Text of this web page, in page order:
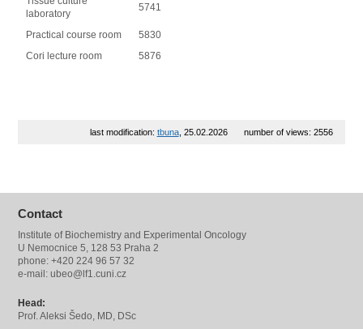
laboratory
5741
Practical course room
5830
Cori lecture room
5876
number of views: 2556
last modification: tbuna, 25.02.2026
Contact
Institute of Biochemistry and Experimental Oncology
U Nemocnice 5, 128 53 Praha 2
phone: +420 224 96 57 32
e-mail: ubeo@lf1.cuni.cz
Head:
Prof. Aleksi Šedo, MD, DSc